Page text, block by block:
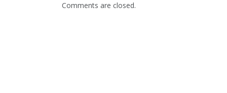
Comments are closed.